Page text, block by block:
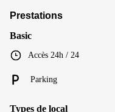
Prestations
Basic
Accès 24h / 24
Parking
Types de local